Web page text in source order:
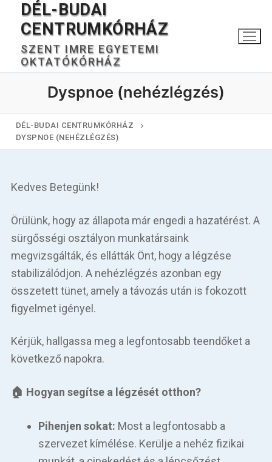
Ugrás
tartalomra
DÉL-BUDAI
CENTRUMKÓRHÁZ
SZENT IMRE EGYETEMI
OKTATÓKÓRHÁZ
Főoldal
Kórházunkról
Betegellátás
Elérhetőségeink
Praktikus információk
Közérdekű adatok
Hírek
Dyspnoe (nehézlégzés)
DÉL-BUDAI CENTRUMKÓRHÁZ
DYSPNOE (NEHÉZLÉGZÉS)
Kedves Betegünk!
Örülünk, hogy az állapota már engedi a hazatérést. A
sürgősségi osztályon munkatársaink
megvizsgálták, és ellátták Önt, hogy a légzése
stabilizálódjon. A nehézlégzés azonban egy
összetett tünet, amely a távozás után is fokozott
figyelmet igényel.
Kérjük, hallgassa meg a legfontosabb teendőket a
következő napokra.
🏠 Hogyan segítse a légzését otthon?
Pihenjen sokat: Most a legfontosabb a
szervezet kímélése. Kerülje a nehéz fizikai